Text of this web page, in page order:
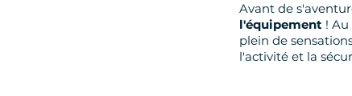
Avant de
l'équipement !
plein de
l'activité et la